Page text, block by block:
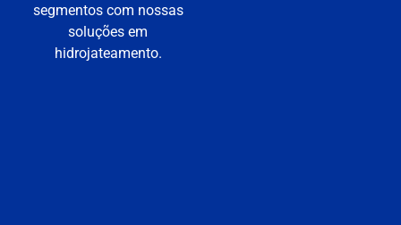
segmentos com nossas
soluções em
hidrojateamento.